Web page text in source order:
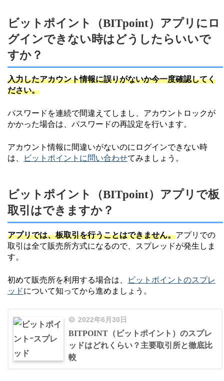
ビットポイント（BITpoint）アプリにロ
グインできない時はどうしたらいいで
すか？
入力したアカウント情報に誤りがないか今一度確認してく
ださい。
パスワードを連続で間違えてしまし、アカウントロックが
かかった場合は、パスワードの再設定を行います。
アカウント情報に間違いがないのにログインできない時
は、
ビットポイントに問い合わせてみましょう。
ビットポイント（BITpoint）アプリで板
取引はできますか？
アプリでは、板取引を行うことはできません。アプリでの
取引は全て販売所方式になるので、スプレッドが発生しま
す。
初めて販売所を利用する場合は、
ビットポイントのスプレ
ッドについて知ってから進めましょう。
2022年6月30日
BITPOINT（ビットポイント）のスプレ
ッドはどれくらい？主要取引所と徹底比
較